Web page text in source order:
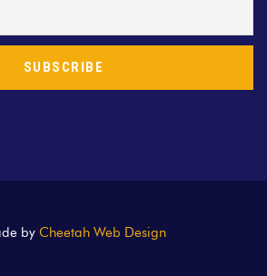
by Cheetah Web Design